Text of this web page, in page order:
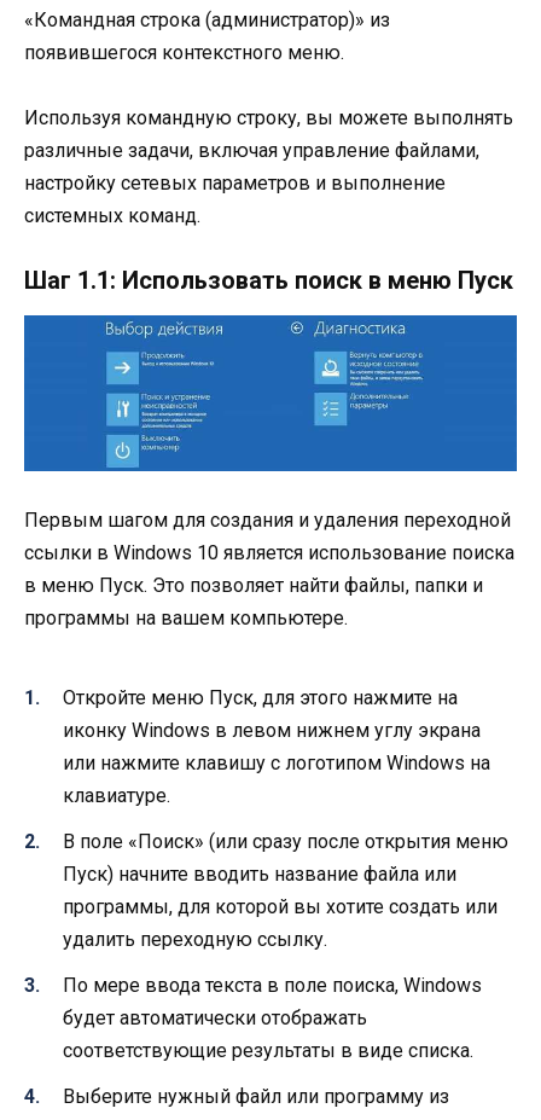
«Командная строка (администратор)» из
появившегося контекстного меню.
Используя командную строку, вы можете выполнять
различные задачи, включая управление файлами,
настройку сетевых параметров и выполнение
системных команд.
Шаг 1.1: Использовать поиск в меню Пуск
Первым шагом для создания и удаления переходной
ссылки в Windows 10 является использование поиска
в меню Пуск. Это позволяет найти файлы, папки и
программы на вашем компьютере.
Откройте меню Пуск, для этого нажмите на
иконку Windows в левом нижнем углу экрана
или нажмите клавишу с логотипом Windows на
клавиатуре.
В поле «Поиск» (или сразу после открытия меню
Пуск) начните вводить название файла или
программы, для которой вы хотите создать или
удалить переходную ссылку.
По мере ввода текста в поле поиска, Windows
будет автоматически отображать
соответствующие результаты в виде списка.
Выберите нужный файл или программу из